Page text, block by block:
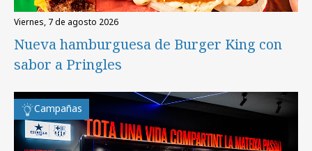
viernes, 7 de agosto 2026
Nueva hamburguesa de Burger King con
sabor a Pringles
Campañas